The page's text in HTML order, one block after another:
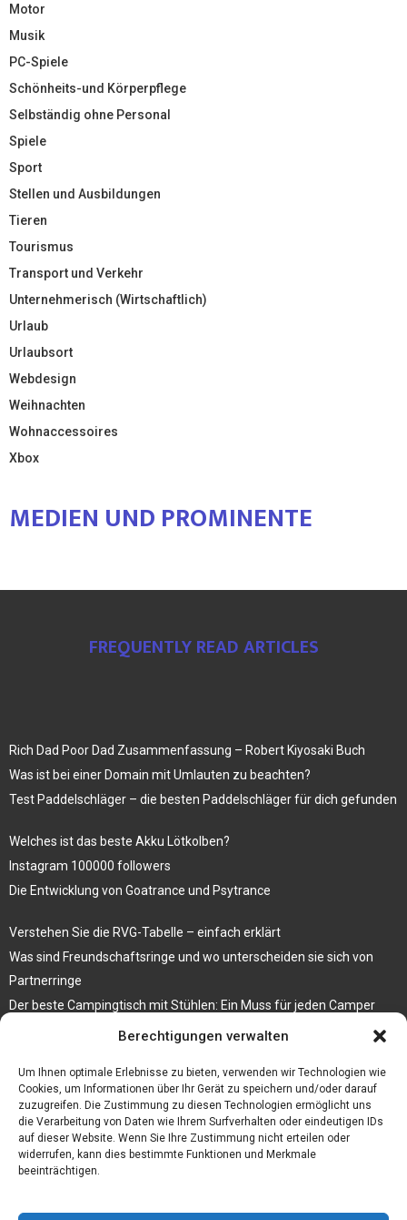
Berechtigungen verwalten
Um Ihnen optimale Erlebnisse zu bieten, verwenden wir Technologien wie
Cookies, um Informationen über Ihr Gerät zu speichern und/oder darauf
zuzugreifen. Die Zustimmung zu diesen Technologien ermöglicht uns
die Verarbeitung von Daten wie Ihrem Surfverhalten oder eindeutigen IDs
auf dieser Website. Wenn Sie Ihre Zustimmung nicht erteilen oder
widerrufen, kann dies bestimmte Funktionen und Merkmale
beeinträchtigen.
Motor
Musik
PC-Spiele
Schönheits-und Körperpflege
Selbständig ohne Personal
Spiele
Sport
Stellen und Ausbildungen
Tieren
Tourismus
Transport und Verkehr
Unternehmerisch (Wirtschaftlich)
Urlaub
Urlaubsort
Webdesign
Weihnachten
Wohnaccessoires
Xbox
MEDIEN UND PROMINENTE
FREQUENTLY READ ARTICLES
Rich Dad Poor Dad Zusammenfassung – Robert Kiyosaki Buch
Was ist bei einer Domain mit Umlauten zu beachten?
Test Paddelschläger – die besten Paddelschläger für dich gefunden
Welches ist das beste Akku Lötkolben?
Instagram 100000 followers
Die Entwicklung von Goatrance und Psytrance
Verstehen Sie die RVG-Tabelle – einfach erklärt
Was sind Freundschaftsringe und wo unterscheiden sie sich von
Partnerringe
Der beste Campingtisch mit Stühlen: Ein Muss für jeden Camper
Die Küche als Platz der Gemeinschaft
Elektrokamin Bestseller – die besten Stücke für Ihr Zuhause